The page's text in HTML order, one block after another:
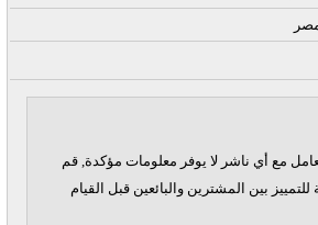
مع أي ناشر لا يوفر معلومات مؤكدة, قم
بين المشترين والبائعين قبل القيام